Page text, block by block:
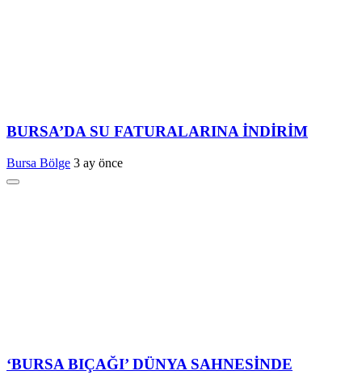
BURSA’DA SU FATURALARINA İNDİRİM
Bursa Bölge 3 ay önce
‘BURSA BIÇAĞI’ DÜNYA SAHNESİNDE